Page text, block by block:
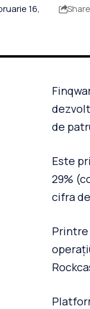
16,
Share
de
Este
29%
cifra
Printre